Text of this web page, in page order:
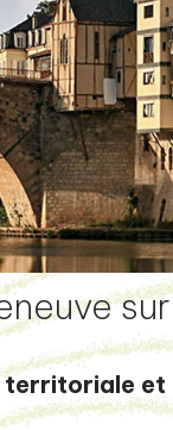
sur
territoriale et